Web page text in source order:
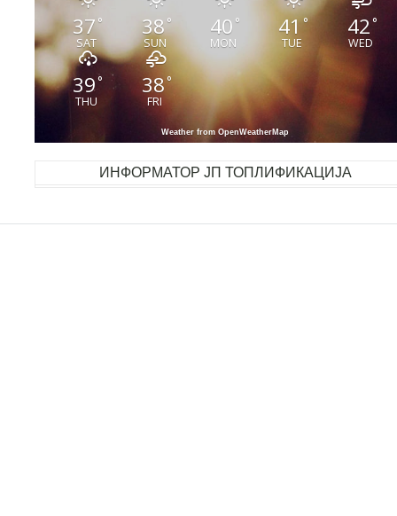
37°
SAT
38°
SUN
40 °
MON
41°
TUE
42°
WED
39°
THU
38°
FRI
Weather from OpenWeatherMap
ИНФОРМАТОР ЈП ТОПЛИФИКАЦИЈА